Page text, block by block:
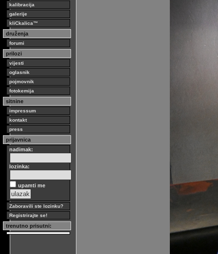
kalibracija
galerije
kliCkalica™
druženja
forumi
prilozi
vijesti
oglasnik
pojmovnik
fotokemija
sitnine
impressum
kontakt
press
prijavnica
nadimak:
lozinka:
upamti me
Zaboravili ste lozinku?
Registrirajte se!
trenutno prisutni: